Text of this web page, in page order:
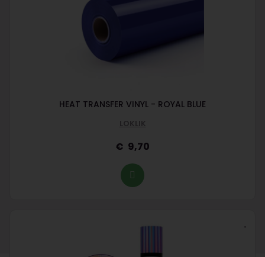
HEAT TRANSFER VINYL - ROYAL BLUE
LOKLIK
9,70